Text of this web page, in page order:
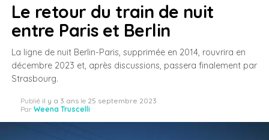
Le retour du train de nuit
entre Paris et Berlin
La ligne de nuit Berlin-Paris, supprimée en 2014, rouvrira en
décembre 2023 et, après discussions, passera finalement par
Strasbourg.
Publié il y a 3 ans le 25 septembre 2023
Par Weena Truscelli